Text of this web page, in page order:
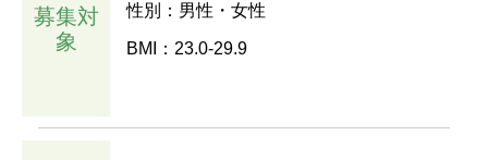
募集対
象
性別：男性・女性
BMI：23.0-29.9